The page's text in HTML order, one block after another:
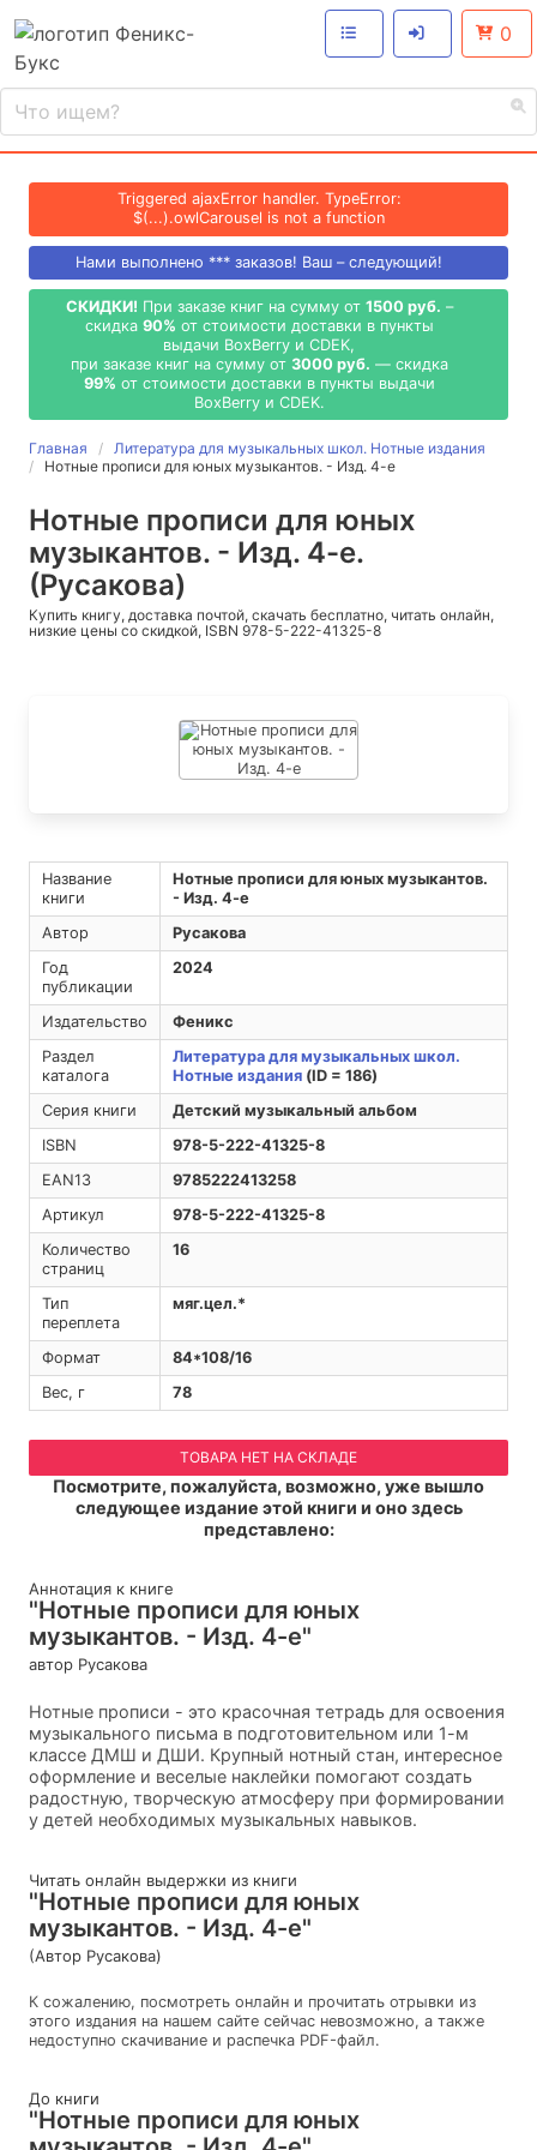
0
Triggered ajaxError handler. TypeError:
$(...).owlCarousel is not a function
Нами выполнено *** заказов! Ваш – следующий!
СКИДКИ! При заказе книг на сумму от 1500 руб. –
скидка 90% от стоимости доставки в пункты
выдачи BoxBerry и CDEK,
при заказе книг на сумму от 3000 руб. — скидка
99% от стоимости доставки в пункты выдачи
BoxBerry и CDEK.
Главная
Литература для музыкальных школ. Нотные издания
Нотные прописи для юных музыкантов. - Изд. 4-е
Нотные прописи для юных
музыкантов. - Изд. 4-е.
(Русакова)
Купить книгу, доставка почтой, скачать бесплатно, читать онлайн,
низкие цены со скидкой, ISBN 978-5-222-41325-8
Название
книги
Нотные прописи для юных музыкантов.
- Изд. 4-е
Автор
Русакова
Год
публикации
2024
Издательство
Феникс
Раздел
каталога
Литература для музыкальных школ.
Нотные издания(ID = 186)
Серия книги
Детский музыкальный альбом
ISBN
978-5-222-41325-8
EAN13
9785222413258
Артикул
978-5-222-41325-8
Количество
страниц
16
Тип
переплета
мяг.цел.*
Формат
84*108/16
Вес, г
78
ТОВАРА НЕТ НА СКЛАДЕ
Посмотрите, пожалуйста, возможно, уже вышло
следующее издание этой книги и оно здесь
представлено:
Аннотация к книге
"Нотные прописи для юных
музыкантов. - Изд. 4-е"
автор Русакова
Нотные прописи - это красочная тетрадь для освоения
музыкального письма в подготовительном или 1-м
классе ДМШ и ДШИ. Крупный нотный стан, интересное
оформление и веселые наклейки помогают создать
радостную, творческую атмосферу при формировании
у детей необходимых музыкальных навыков.
Читать онлайн выдержки из книги
"Нотные прописи для юных
музыкантов. - Изд. 4-е"
(Автор Русакова)
К сожалению, посмотреть онлайн и прочитать отрывки из
этого издания на нашем сайте сейчас невозможно, а также
недоступно скачивание и распечка PDF-файл.
До книги
"Нотные прописи для юных